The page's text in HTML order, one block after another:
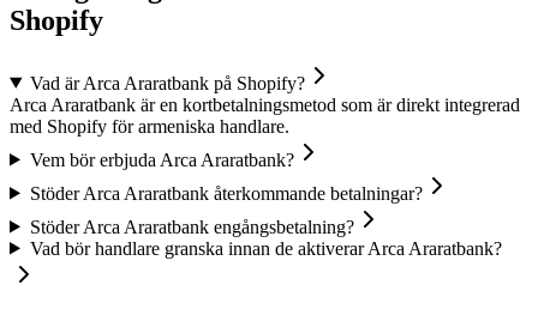
Shopify
Vad är Arca Araratbank på Shopify?
Arca Araratbank är en kortbetalningsmetod som är direkt integrerad
med Shopify för armeniska handlare.
Vem bör erbjuda Arca Araratbank?
Stöder Arca Araratbank återkommande betalningar?
Stöder Arca Araratbank engångsbetalning?
Vad bör handlare granska innan de aktiverar Arca Araratbank?